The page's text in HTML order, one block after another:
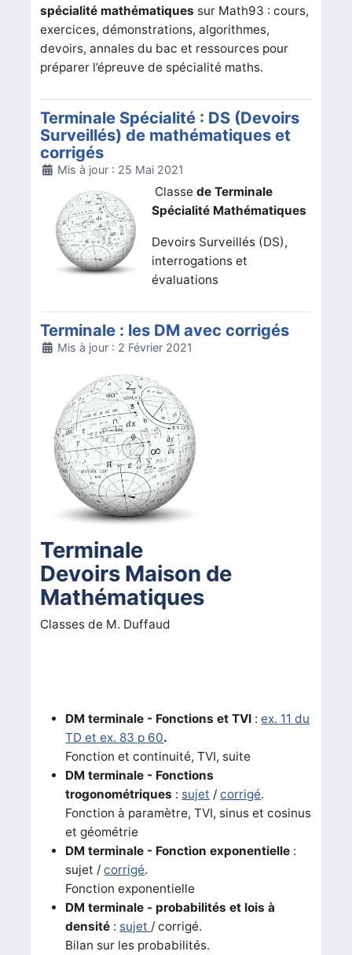
spécialité mathématiques sur Math93 : cours,
exercices, démonstrations, algorithmes,
devoirs, annales du bac et ressources pour
préparer l’épreuve de spécialité maths.
Terminale Spécialité : DS (Devoirs
Surveillés) de mathématiques et
corrigés
DétailsMis à jour : 25 Mai 2021
Classe de Terminale
Spécialité Mathématiques
Devoirs Surveillés (DS),
interrogations et
évaluations
Terminale : les DM avec corrigés
DétailsMis à jour : 2 Février 2021
Terminale
Devoirs Maison de
Mathématiques
Classes de M. Duffaud
DM terminale - Fonctions et TVI :ex. 11 du
TD et ex. 83 p 60.
Fonction et continuité, TVI, suite
DM terminale - Fonctions
trogonométriques : sujet /corrigé.
Fonction à paramètre, TVI, sinus et cosinus
et géométrie
DM terminale - Fonction exponentielle :
sujet /corrigé.
Fonction exponentielle
DM terminale - probabilités et lois à
densité : sujet / corrigé.
Bilan sur les probabilités.